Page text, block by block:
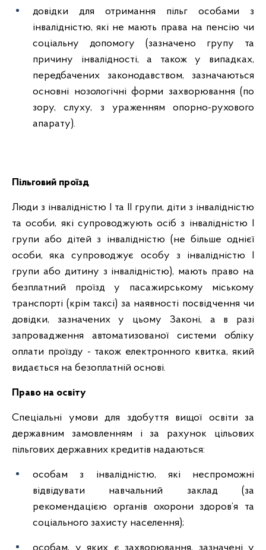
довідки для отримання пільг особами з
інвалідністю, які не мають права на пенсію чи
соціальну допомогу (зазначено групу та
причину інвалідності, а також у випадках,
передбачених законодавством, зазначаються
основні нозологічні форми захворювання (по
зору, слуху, з ураженням опорно-рухового
апарату).
Пільговий проїзд
Люди з інвалідністю I та II групи, діти з інвалідністю
та особи, які супроводжують осіб з інвалідністю I
групи або дітей з інвалідністю (не більше однієї
особи, яка супроводжує особу з інвалідністю I
групи або дитину з інвалідністю), мають право на
безплатний проїзд у пасажирському міському
транспорті (крім таксі) за наявності посвідчення чи
довідки, зазначених у цьому Законі, а в разі
запровадження автоматизованої системи обліку
оплати проїзду - також електронного квитка, який
видається на безоплатній основі.
Право на освіту
Спеціальні умови для здобуття вищої освіти за
державним замовленням і за рахунок цільових
пільгових державних кредитів надаються:
особам з інвалідністю, які неспроможні
відвідувати навчальний заклад (за
рекомендацією органів охорони здоров’я та
соціального захисту населення);